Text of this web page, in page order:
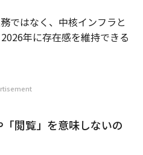
ではなく、中核インフラと
年に存在感を維持できる
閲覧」を意味しないの